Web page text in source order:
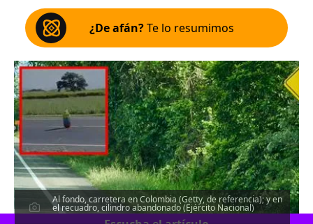
¿De afán?Te lo resumimos
Al fondo, carretera en Colombia (Getty, de referencia); y en
el recuadro, cilindro abandonado (Ejército Nacional)